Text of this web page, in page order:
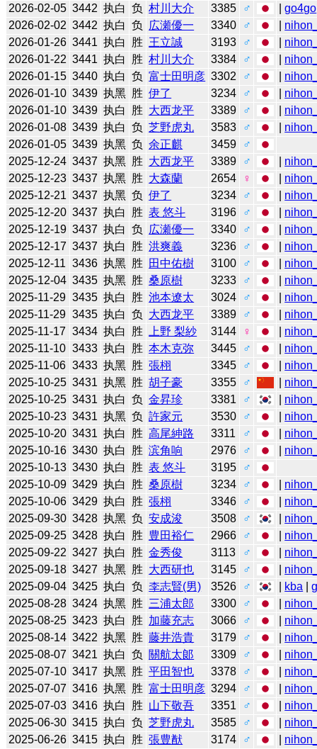
2026-02-05 3442 执白 负 村川大介 3385 ♂ |go4go
2026-02-02 3442 执白 负 広瀬優一 3340 ♂
2026-01-26 3441 执白 胜 王立誠 3193 ♂
2026-01-22 3441 执白 胜 村川大介 3384 ♂
2026-01-15 3440 执白 负 富士田明彦 3302 ♂
2026-01-10 3439 执黑 胜 伊了 3234 ♂
2026-01-10 3439 执白 胜 大西龙平 3389 ♂
2026-01-08 3439 执白 负 芝野虎丸 3583 ♂
2026-01-05 3439 执黑 负 余正麒 3459
♂
2025-12-24 3437 执黑 胜 大西龙平 3389 ♂
2025-12-23 3437 执黑 胜 大森蘭 2654 ♀
2025-12-21 3437 执黑 负 伊了 3234 ♂
2025-12-20 3437 执白 胜 表 悠斗 3196 ♂
2025-12-19 3437 执白 负 広瀬優一 3340 ♂
2025-12-17 3437 执白 胜 洪爽義 3236 ♂
2025-12-11 3436 执黑 胜 田中佑樹 3100 ♂
2025-12-04 3435 执黑 胜 桑原樹 3233 ♂
2025-11-29 3435 执白 胜 池本遼太 3024 ♂
2025-11-29 3435 执白 负 大西龙平 3389 ♂
2025-11-17 3434 执白 胜 上野 梨紗 3144 ♀
2025-11-10 3433 执白 胜 本木克弥 3445 ♂
2025-11-06 3433 执黑 胜 張栩 3345 ♂
2025-10-25 3431 执黑 胜 胡子豪 3355 ♂
2025-10-25 3431 执白 负 金昇珍 3381 ♂
2025-10-23 3431 执黑 负 許家元 3530 ♂
2025-10-20 3431 执白 胜 高尾紳路 3311 ♂
2025-10-16 3430 执白 胜 滨角响 2976 ♂
2025-10-13 3430 执白 胜 表 悠斗 3195
♂
2025-10-09 3429 执白 胜 桑原樹 3234 ♂
2025-10-06 3429 执白 胜 張栩 3346 ♂
2025-09-30 3428 执黑 负 安成浚 3508 ♂
2025-09-25 3428 执白 胜 豊田裕仁 2966 ♂
2025-09-22 3427 执白 胜 金秀俊 3113 ♂
2025-09-18 3427 执黑 胜 大西研也 3145 ♂
2025-09-04 3425 执白 负 李志賢(男) 3526 ♂ kba |
2025-08-28 3424 执黑 胜 三浦太郎 3300 ♂
2025-08-25 3423 执白 胜 加藤充志 3066 ♂
2025-08-14 3422 执黑 胜 藤井浩貴 3179 ♂
2025-08-07 3421 执白 负 關航太郞 3309 ♂
2025-07-10 3417 执黑 胜 平田智也 3378 ♂
2025-07-07 3416 执黑 胜 富士田明彦 3294 ♂
2025-07-03 3416 执白 胜 山下敬吾 3351 ♂
2025-06-30 3415 执白 负 芝野虎丸 3585 ♂
2025-06-26 3415 执白 胜 張豊猷 3174 ♂